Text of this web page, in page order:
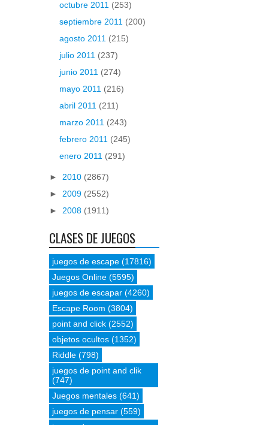
octubre 2011 (253)
septiembre 2011 (200)
agosto 2011 (215)
julio 2011 (237)
junio 2011 (274)
mayo 2011 (216)
abril 2011 (211)
marzo 2011 (243)
febrero 2011 (245)
enero 2011 (291)
► 2010 (2867)
► 2009 (2552)
► 2008 (1911)
CLASES DE JUEGOS
juegos de escape (17816)
Juegos Online (5595)
juegos de escapar (4260)
Escape Room (3804)
point and click (2552)
objetos ocultos (1352)
Riddle (798)
juegos de point and clik
(747)
Juegos mentales (641)
juegos de pensar (559)